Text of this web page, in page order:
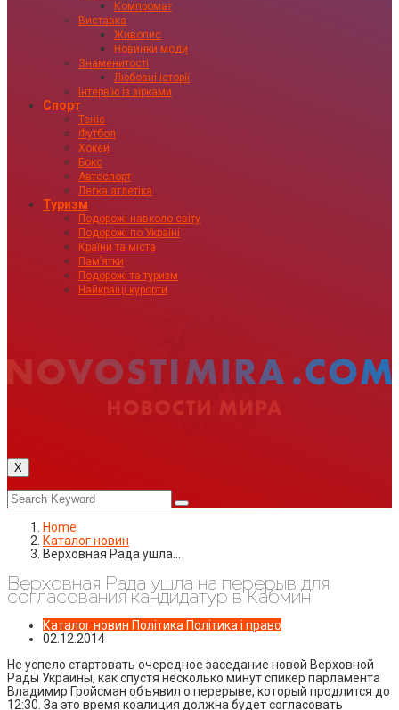
Компромат
Виставка
Живопис
Новинки моди
Знаменитості
Любовні історії
Інтервʼю із зірками
Спорт
Теніс
Футбол
Хокей
Бокс
Автоспорт
Легка атлетіка
Туризм
Подорожі навколо світу
Подорожі по Україні
Країни та міста
Пам’ятки
Подорожі та туризм
Найкращі курорти
X
Home
Каталог новин
Верховная Рада ушла…
Верховная Рада ушла на перерыв для
согласования кандидатур в Кабмин
Каталог новин Політика Політика і право
02.12.2014
Не успело стартовать очередное заседание новой Верховной
Рады Украины, как спустя несколько минут спикер парламента
Владимир Гройсман объявил о перерыве, который продлится до
12:30. За это время коалиция должна будет согласовать